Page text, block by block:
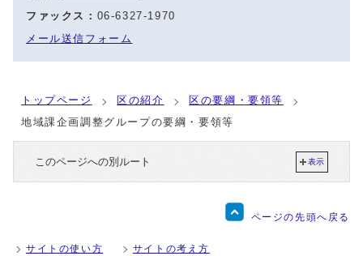
ファックス： 06-6327-1970
メール送信フォーム
トップページ 区の紹介
区の要綱・要領等
地域課企画調整グループの要綱・要領等
このページへの別ルート 表示
ページの先頭へ戻る
サイトの使い方 サイトの考え方